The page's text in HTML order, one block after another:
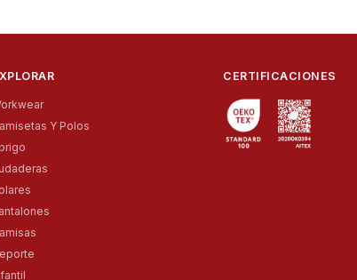
Y Polos
CERTIFICACIONES